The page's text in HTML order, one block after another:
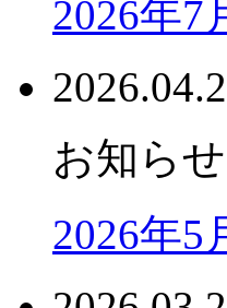
2026年7
お知らせ
2026年5